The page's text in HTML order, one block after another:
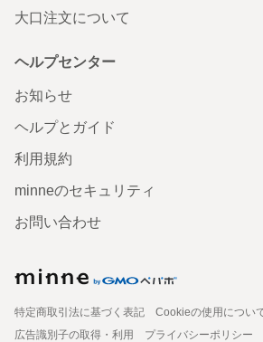
大口注文について
ヘルプセンター
お知らせ
ヘルプとガイド
利用規約
minneのセキュリティ
お問い合わせ
特定商取引法に基づく表記
Cookieの使用につい
広告識別子の取得・利用
プライバシーポリシー